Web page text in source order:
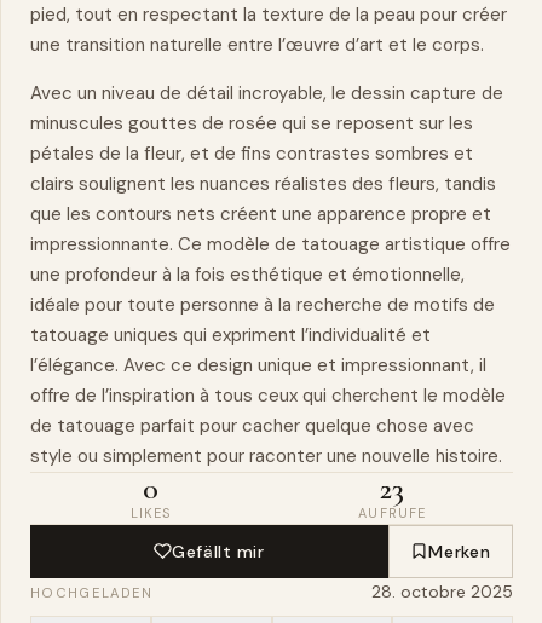
pied, tout en respectant la texture de la peau pour créer
une transition naturelle entre l’œuvre d’art et le corps.
Avec un niveau de détail incroyable, le dessin capture de
minuscules gouttes de rosée qui se reposent sur les
pétales de la fleur, et de fins contrastes sombres et
clairs soulignent les nuances réalistes des fleurs, tandis
que les contours nets créent une apparence propre et
impressionnante. Ce modèle de tatouage artistique offre
une profondeur à la fois esthétique et émotionnelle,
idéale pour toute personne à la recherche de motifs de
tatouage uniques qui expriment l’individualité et
l’élégance. Avec ce design unique et impressionnant, il
offre de l’inspiration à tous ceux qui cherchent le modèle
de tatouage parfait pour cacher quelque chose avec
style ou simplement pour raconter une nouvelle histoire.
0
LIKES
23
AUFRUFE
Gefällt mir Merken
HOCHGELADEN 28. octobre 2025